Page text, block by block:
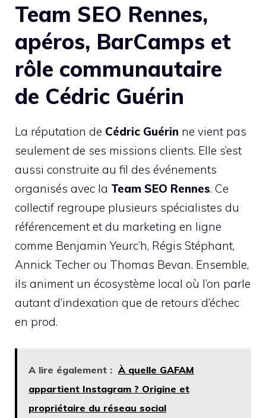
Team SEO Rennes,
apéros, BarCamps et
rôle communautaire
de Cédric Guérin
La réputation de Cédric Guérin ne vient pas
seulement de ses missions clients. Elle s’est
aussi construite au fil des événements
organisés avec la Team SEO Rennes. Ce
collectif regroupe plusieurs spécialistes du
référencement et du marketing en ligne
comme Benjamin Yeurc’h, Régis Stéphant,
Annick Techer ou Thomas Bevan. Ensemble,
ils animent un écosystème local où l’on parle
autant d’indexation que de retours d’échec
en prod.
A lire également : À quelle GAFAM
appartient Instagram ? Origine et
propriétaire du réseau social